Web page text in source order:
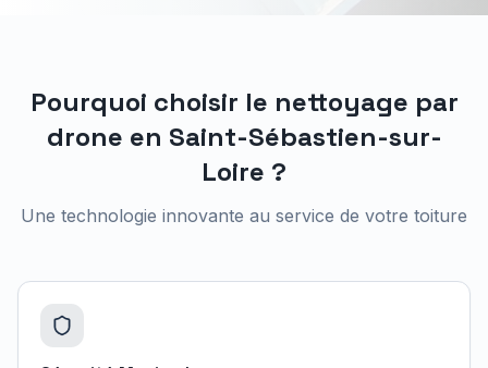
Pourquoi choisir le nettoyage par
drone en Saint-Sébastien-sur-
Loire ?
Une technologie innovante au service de votre toiture